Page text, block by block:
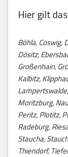
Hier gilt
Böhla, Coswig,
Dösitz,
Großenhain,
Kalbitz,
Moritzburg,
Peritz, Plotitz,
Radeburg,
Staucha,
Thiendorf,